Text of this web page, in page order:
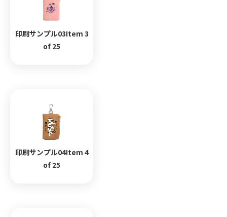
印刷サンプル03Item 3
of 25
印刷サンプル04Item 4
of 25